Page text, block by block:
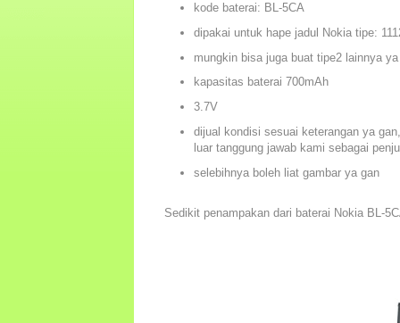
kode baterai: BL-5CA
dipakai untuk hape jadul Nokia tipe:
mungkin bisa juga buat tipe2 lainnya
kapasitas baterai 700mAh
3.7V
dijual kondisi sesuai keterangan ya
luar tanggung jawab kami sebagai
selebihnya boleh liat gambar ya gan
Sedikit penampakan dari baterai Nokia BL-